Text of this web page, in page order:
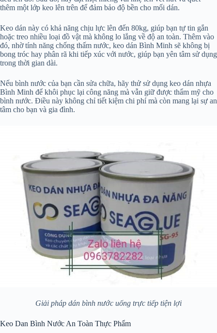
thêm một lớp keo lên trên để đảm bảo độ bền cho mối dán.
Keo dán này có khả năng chịu lực lên đến 80kg, giúp bạn tự tin gắn
hoặc treo nhiều loại đồ vật mà không lo lắng về độ an toàn. Thêm vào
đó, nhờ tính năng chống thấm nước, keo dán Bình Minh sẽ không bị
bong tróc hay phân rã khi tiếp xúc với nước, giúp bạn yên tâm sử dụng
trong thời gian dài.
Nếu bình nước của bạn cần sửa chữa, hãy thử sử dụng keo dán nhựa
Bình Minh để khôi phục lại công năng mà vẫn giữ được thẩm mỹ cho
bình nước. Điều này không chỉ tiết kiệm chi phí mà còn mang lại sự an
tâm cho bạn và gia đình.
Giải pháp dán bình nước uống trực tiếp tiện lợi
Keo Dan Bình Nước An Toàn Thực Phẩm